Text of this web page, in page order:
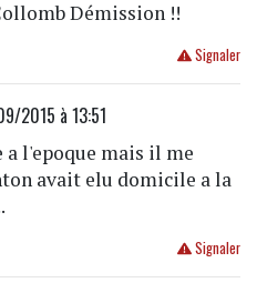
Démission !!
Signaler
2015 à 13:51
a l'epoque mais il me
avait elu domicile a la
Signaler